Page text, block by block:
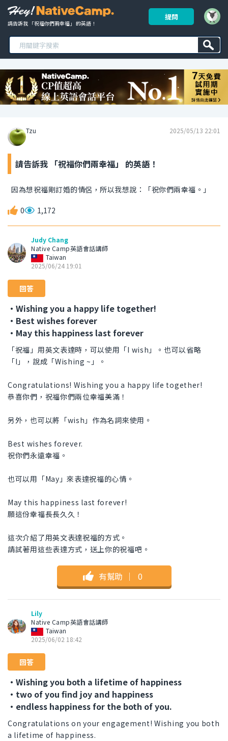
請告訴我 「祝福你們兩幸福」 的英語！
提問
Tzu 2025/05/13 22:01
請告訴我 「祝福你們兩幸福」 的英語！
因為想祝福剛訂婚的情侶，所以我想說：「祝你們兩幸福。」
0 1,172
Judy Chang
Native Camp英語會話講師
Taiwan
2025/06/24 19:01
回答
・Wishing you a happy life together!
・Best wishes forever
・May this happiness last forever
「祝福」用英文表達時，可以使用「I wish」。也可以省略
「I」，說成「Wishing ~」。
Congratulations! Wishing you a happy life together!
恭喜你們，祝福你們兩位幸福美滿！
另外，也可以將「wish」作為名詞來使用。
Best wishes forever.
祝你們永遠幸福。
也可以用「May」來表達祝福的心情。
May this happiness last forever!
願這份幸福長長久久！
這次介紹了用英文表達祝福的方式。
請試著用這些表達方式，送上你的祝福吧。
有幫助 ｜ 0
Lily
Native Camp英語會話講師
Taiwan
2025/06/02 18:42
回答
・Wishing you both a lifetime of happiness
・two of you find joy and happiness
・endless happiness for the both of you.
Congratulations on your engagement! Wishing you both
a lifetime of happiness.